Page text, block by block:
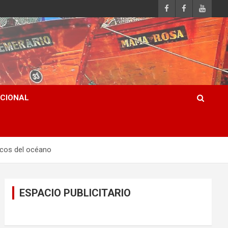
del océano
ESPACIO PUBLICITARIO